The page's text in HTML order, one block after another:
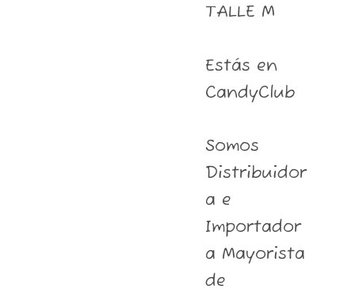
TALLE M
Estás en
CandyClub
Somos
Distribuidor
a e
Importador
a Mayorista
de